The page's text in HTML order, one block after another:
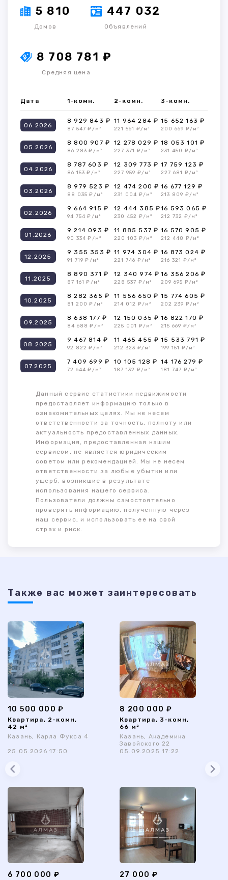
5 810
Домов
447 032
Объявлений
8 708 781 ₽
Средняя цена
Дата 1-комн. 2-комн. 3-комн.
06.2026
8 929 843 ₽
87 547 ₽/м²
11 964 284 ₽
221 561 ₽/м²
15 652 163 ₽
200 669 ₽/м²
05.2026
8 800 907 ₽
86 283 ₽/м²
12 278 029 ₽
227 371 ₽/м²
18 053 101 ₽
231 450 ₽/м²
04.2026
8 787 603 ₽
86 153 ₽/м²
12 309 773 ₽
227 959 ₽/м²
17 759 123 ₽
227 681 ₽/м²
03.2026
8 979 523 ₽
88 035 ₽/м²
12 474 200 ₽
231 004 ₽/м²
16 677 129 ₽
213 809 ₽/м²
02.2026
9 664 915 ₽
94 754 ₽/м²
12 444 385 ₽
230 452 ₽/м²
16 593 065 ₽
212 732 ₽/м²
01.2026
9 214 093 ₽
90 334 ₽/м²
11 885 537 ₽
220 103 ₽/м²
16 570 905 ₽
212 448 ₽/м²
12.2025
9 355 353 ₽
91 719 ₽/м²
11 974 304 ₽
221 746 ₽/м²
16 873 024 ₽
216 321 ₽/м²
11.2025
8 890 371 ₽
87 161 ₽/м²
12 340 974 ₽
228 537 ₽/м²
16 356 206 ₽
209 695 ₽/м²
10.2025
8 282 365 ₽
81 200 ₽/м²
11 556 650 ₽
214 012 ₽/м²
15 774 605 ₽
202 239 ₽/м²
09.2025
8 638 177 ₽
84 688 ₽/м²
12 150 035 ₽
225 001 ₽/м²
16 822 170 ₽
215 669 ₽/м²
08.2025
9 467 814 ₽
92 822 ₽/м²
11 465 455 ₽
212 323 ₽/м²
15 533 791 ₽
199 151 ₽/м²
07.2025
7 409 699 ₽
72 644 ₽/м²
10 105 128 ₽
187 132 ₽/м²
14 176 279 ₽
181 747 ₽/м²
Данный сервис статистики недвижимости
предоставляет информацию только в
ознакомительных целях. Мы не несем
ответственности за точность, полноту или
актуальность предоставленных данных.
Информация, предоставленная нашим
сервисом, не является юридическим
советом или рекомендацией. Мы не несем
ответственности за любые убытки или
ущерб, возникшие в результате
использования нашего сервиса.
Пользователи должны самостоятельно
проверять информацию, полученную через
наш сервис, и использовать ее на свой
страх и риск.
Также ваc может заинтересовать
10 500 000 ₽
Квартира, 2-комн,
42 м²
Казань, Карла Фукса 4
25.05.2026 17:50
8 200 000 ₽
Квартира, 3-комн,
66 м²
Казань, Академика
Завойского 22
05.09.2025 17:22
6 700 000 ₽ 27 000 ₽